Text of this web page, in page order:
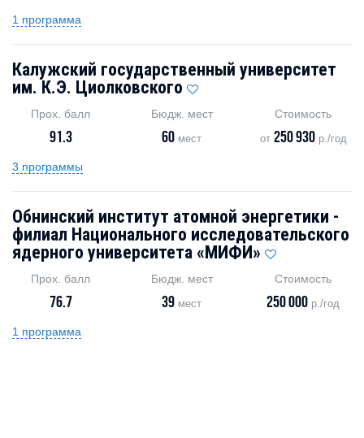
1 программа
Калужский государственный университет
им. К.Э. Циолковского
Прох. балл
91.3
Бюдж. мест
60 мест
Стоимость
от 250 930р./год
3 программы
Обнинский институт атомной энергетики -
филиал Национального исследовательского
ядерного университета «МИФИ»
Прох. балл
76.7
Бюдж. мест
39 мест
Стоимость
250 000 р./год
1 программа